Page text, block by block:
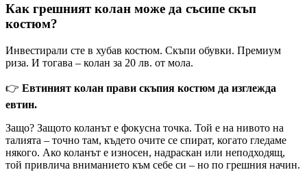
Как грешният колан може да съсипе скъп
костюм?
Инвестирали сте в хубав костюм. Скъпи обувки. Премиум
риза. И тогава – колан за 20 лв. от мола.
👉 Евтиният колан прави скъпия костюм да изглежда
евтин.
Защо? Защото коланът е фокусна точка. Той е на нивото на
талията – точно там, където очите се спират, когато гледаме
някого. Ако коланът е износен, надраскан или неподходящ,
той привлича вниманието към себе си – но по грешния начин.